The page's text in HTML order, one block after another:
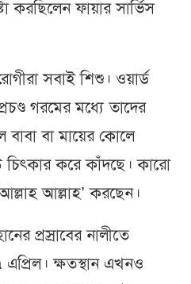
করছিলেন ফায়ার সার্ভিস
সবাই শিশু। ওয়ার্ড
গরমের মধ্যে তাদের
বা মায়ের কোলে
করে কাঁদছে। কারো
আল্লাহ’ করছেন।
প্রস্রাবের নালীতে
ক্ষতস্থান এখনও